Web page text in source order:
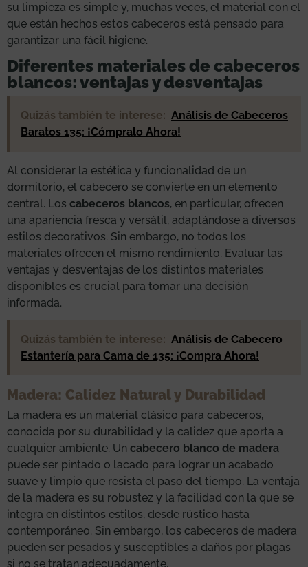
su limpieza es simple y, muchas veces, el material con el
que están hechos estos cabeceros está pensado para
garantizar una fácil higiene.
Diferentes materiales de cabeceros
blancos: ventajas y desventajas
Quizás también te interese: Análisis de Cabeceros
Baratos 135: ¡Cómpralo Ahora!
Al considerar la estética y funcionalidad de un
dormitorio, el cabecero se convierte en un elemento
central. Los cabeceros blancos, en particular, ofrecen
una apariencia fresca y versátil, adaptándose a diversos
estilos decorativos. Sin embargo, no todos los
materiales ofrecen el mismo rendimiento. Evaluar las
ventajas y desventajas de los distintos materiales
disponibles es crucial para tomar una decisión
informada.
Quizás también te interese: Análisis de Cabecero
Estantería para Cama de 135: ¡Compra Ahora!
Madera: Calidez Natural y Durabilidad
La madera es un material clásico para cabeceros,
conocida por su durabilidad y la calidez que aporta a
cualquier ambiente. Un cabecero blanco de madera
puede ser pintado o lacado para lograr un acabado
suave y limpio que resista el paso del tiempo. La ventaja
de la madera es su robustez y la facilidad con la que se
integra en distintos estilos, desde rústico hasta
contemporáneo. Sin embargo, los cabeceros de madera
pueden ser pesados y susceptibles a daños por plagas
si no se tratan adecuadamente.